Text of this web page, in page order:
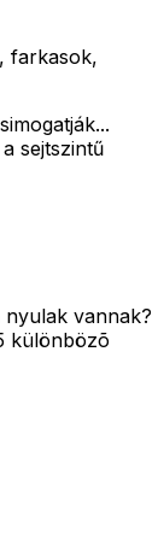
farkasok,
sejtszintű
vannak?
különbözõ